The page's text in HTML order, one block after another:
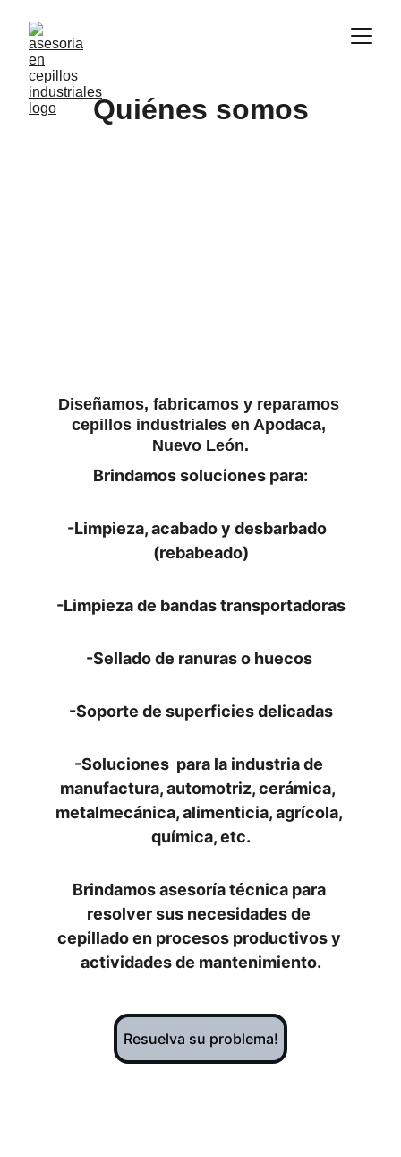
Quiénes somos
Diseñamos, fabricamos y reparamos
cepillos industriales en Apodaca,
Nuevo León.
Brindamos soluciones para:
-Limpieza, acabado y desbarbado
(rebabeado)
-Limpieza de bandas transportadoras
-Sellado de ranuras o huecos
-Soporte de superficies delicadas
-Soluciones  para la industria de
manufactura, automotriz, cerámica,
metalmecánica, alimenticia, agrícola,
química, etc.
Brindamos asesoría técnica para
resolver sus necesidades de
cepillado en procesos productivos y
actividades de mantenimiento.
Resuelva su problema!